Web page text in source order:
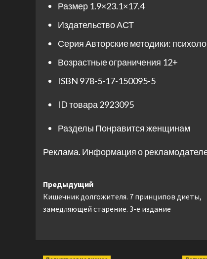
Размер 1.9×23.1×17.4
ИздательствоАСТ
СерияАвторские методики:
Возрастные ограничения 12+
ISBN 978-5-17-150095-5
ID товара 2923095
Разделы Понравится женщинам
Реклама. Информация о
Навигация
записи
Предыдущий
Кишечник долгожителя. 7 принципов диеты,
замедляющей старение. 3-е издание